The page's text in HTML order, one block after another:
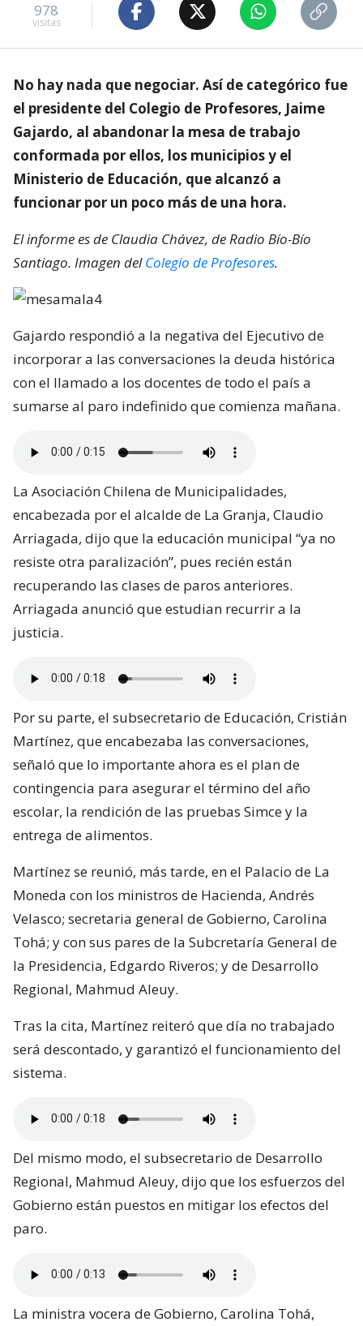
978
visitas
No hay nada que negociar. Así de categórico fue
el presidente del Colegio de Profesores, Jaime
Gajardo, al abandonar la mesa de trabajo
conformada por ellos, los municipios y el
Ministerio de Educación, que alcanzó a
funcionar por un poco más de una hora.
El informe es de Claudia Chávez, de Radio Bío-Bío
Santiago. Imagen delColegio de Profesores.
Gajardo respondió a la negativa del Ejecutivo de
incorporar a las conversaciones la deuda histórica
con el llamado a los docentes de todo el país a
sumarse al paro indefinido que comienza mañana.
La Asociación Chilena de Municipalidades,
encabezada por el alcalde de La Granja, Claudio
Arriagada, dijo que la educación municipal “ya no
resiste otra paralización”, pues recién están
recuperando las clases de paros anteriores.
Arriagada anunció que estudian recurrir a la
justicia.
Por su parte, el subsecretario de Educación, Cristián
Martínez, que encabezaba las conversaciones,
señaló que lo importante ahora es el plan de
contingencia para asegurar el término del año
escolar, la rendición de las pruebas Simce y la
entrega de alimentos.
Martínez se reunió, más tarde, en el Palacio de La
Moneda con los ministros de Hacienda, Andrés
Velasco; secretaria general de Gobierno, Carolina
Tohá; y con sus pares de la Subcretaría General de
la Presidencia, Edgardo Riveros; y de Desarrollo
Regional, Mahmud Aleuy.
Tras la cita, Martínez reiteró que día no trabajado
será descontado, y garantizó el funcionamiento del
sistema.
Del mismo modo, el subsecretario de Desarrollo
Regional, Mahmud Aleuy, dijo que los esfuerzos del
Gobierno están puestos en mitigar los efectos del
paro.
La ministra vocera de Gobierno, Carolina Tohá,